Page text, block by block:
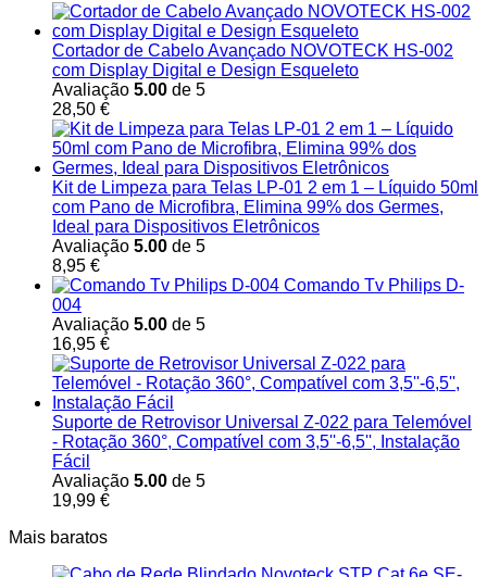
Cortador de Cabelo Avançado NOVOTECK HS-002
com Display Digital e Design Esqueleto
Avaliação 5.00 de 5
28,50 €
Kit de Limpeza para Telas LP-01 2 em 1 – Líquido 50ml
com Pano de Microfibra, Elimina 99% dos Germes,
Ideal para Dispositivos Eletrônicos
Avaliação 5.00 de 5
8,95 €
Comando Tv Philips D-
004
Avaliação 5.00 de 5
16,95 €
Suporte de Retrovisor Universal Z-022 para Telemóvel
- Rotação 360°, Compatível com 3,5''-6,5'', Instalação
Fácil
Avaliação 5.00 de 5
19,99 €
Mais baratos